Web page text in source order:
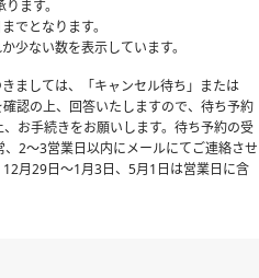
ます。
でとなります。
少ない数を表示しています。
ましては、「キャンセル待ち」または
認の上、回答いたしますので、待ち予約
お手続きをお願いします。待ち予約の受
2～3営業日以内にメールにてご連絡させ
月29日～1月3日、5月1日は営業日に含